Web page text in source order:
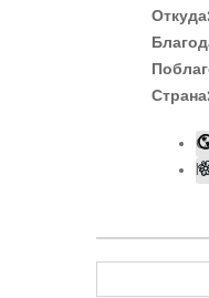
Откуда:
Страна: